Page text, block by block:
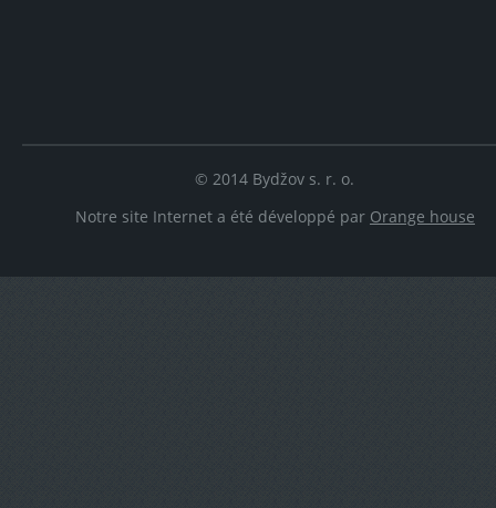
© 2014 Bydžov s. r. o.
Notre site Internet a été développé par Orange house